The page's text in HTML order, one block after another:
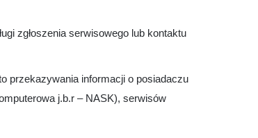
zgłoszenia serwisowego lub kontaktu
przekazywania informacji o posiadaczu
j.b.r – NASK), serwisów